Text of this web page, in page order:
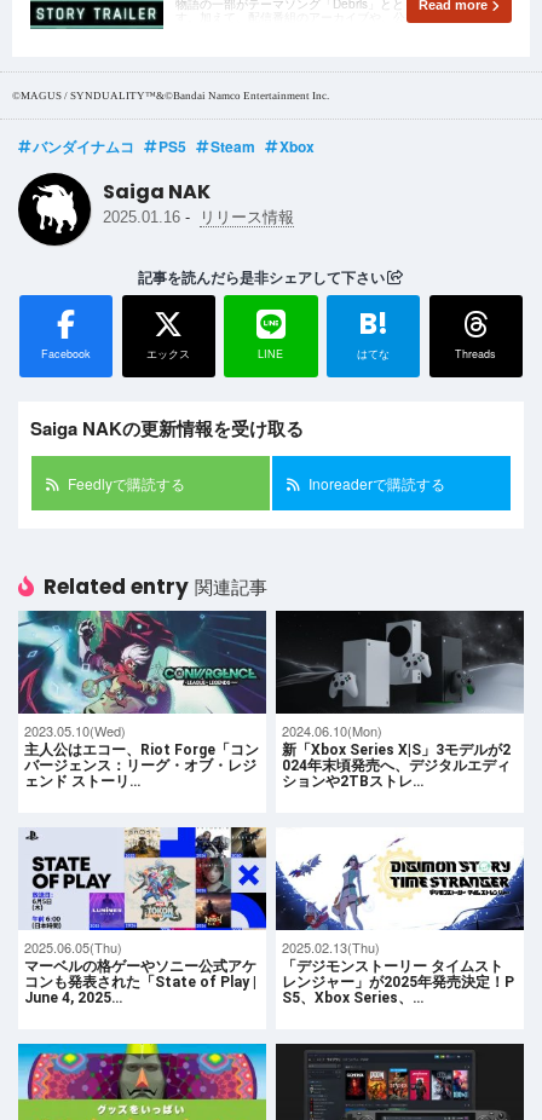
物語の一部がテーマソング「Debris」とともに紹介されていま
す。加えて、配信番組のアーカイブや、公式Discordサーバー
Read more
©MAGUS / SYNDUALITY™&©Bandai Namco Entertainment Inc.
バンダイナムコ PS5 Steam Xbox
Saiga NAK
2025.01.16 - リリース情報
記事を読んだら是非シェアして下さい
Facebook エックス LINE
B!
はてな Threads
Saiga NAKの更新情報を受け取る
Feedlyで購読する Inoreaderで購読する
Related entry 関連記事
2023.05.10(Wed)
主人公はエコー、Riot Forge「コン
バージェンス：リーグ・オブ・レジ
ェンド ストーリ…
2024.06.10(Mon)
新「Xbox Series X|S」3モデルが2
024年末頃発売へ、デジタルエディ
ションや2TBストレ…
2025.06.05(Thu)
マーベルの格ゲーやソニー公式アケ
コンも発表された「State of Play |
June 4, 2025…
2025.02.13(Thu)
「デジモンストーリー タイムスト
レンジャー」が2025年発売決定！P
S5、Xbox Series、…